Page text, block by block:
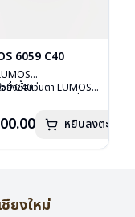
6059 C40
C40
ไม่มีสปริง
กล่องแว่น , ผ้าเช็ดแว่น
จสั่งชื้อแว่นตา LUMOS
หยิบลงตะกร้า
ยงใหม่